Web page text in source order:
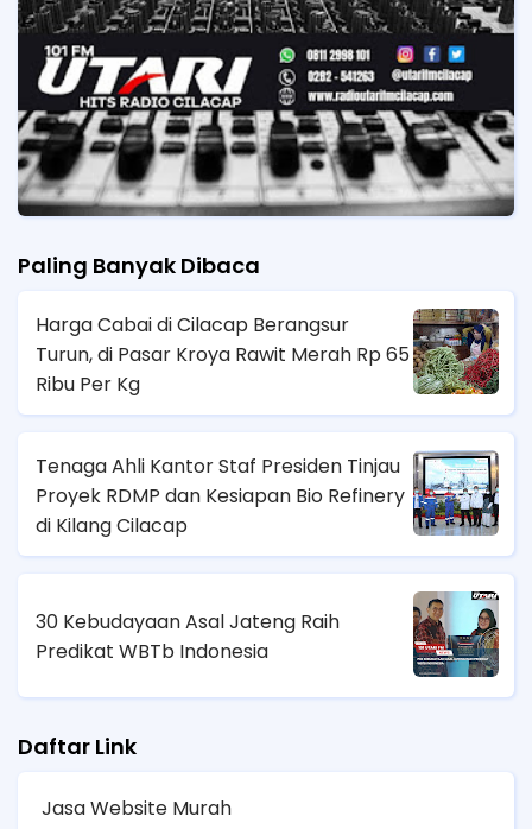
Paling Banyak Dibaca
Harga Cabai di Cilacap Berangsur
Turun, di Pasar Kroya Rawit Merah Rp 65
Ribu Per Kg
Tenaga Ahli Kantor Staf Presiden Tinjau
Proyek RDMP dan Kesiapan Bio Refinery
di Kilang Cilacap
30 Kebudayaan Asal Jateng Raih
Predikat WBTb Indonesia
Daftar Link
Jasa Website Murah